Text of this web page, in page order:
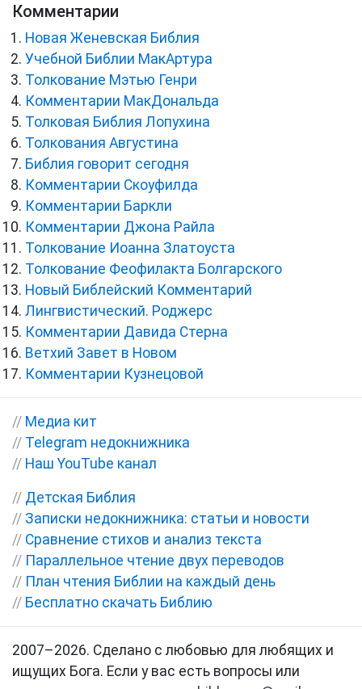
Комментарии
Новая Женевская Библия
Учебной Библии МакАртура
Толкование Мэтью Генри
Комментарии МакДональда
Толковая Библия Лопухина
Толкования Августина
Библия говорит сегодня
Комментарии Скоуфилда
Комментарии Баркли
Комментарии Джона Райла
Толкование Иоанна Златоуста
Толкование Феофилакта Болгарского
Новый Библейский Комментарий
Лингвистический. Роджерс
Комментарии Давида Стерна
Ветхий Завет в Новом
Комментарии Кузнецовой
// Медиа кит
// Telegram недокнижника
// Наш YouTube канал
// Детская Библия
// Записки недокнижника: статьи и новости
// Сравнение стихов и анализ текста
// Параллельное чтение двух переводов
// План чтения Библии на каждый день
// Бесплатно скачать Библию
2007–2026. Сделано с любовью для любящих и
ищущих Бога. Если у вас есть вопросы или